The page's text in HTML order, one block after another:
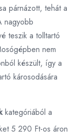
párnázott, tehát a
nagyobb
teszik a tolltartó
nem
készült, így a
károsodására
kategóriából a
5 290 Ft-os áron